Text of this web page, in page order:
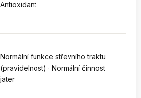
Antioxidant
Normální funkce střevního traktu
(pravidelnost) · Normální činnost
jater